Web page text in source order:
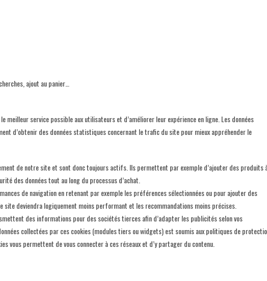
ajout au panier…
service possible aux utilisateurs et d’améliorer leur expérience en ligne. Les données
d’obtenir des données statistiques concernant le trafic du site pour mieux appréhender le
de notre site et sont donc toujours actifs. Ils permettent par exemple d’ajouter des produits
des données tout au long du processus d’achat.
de navigation en retenant par exemple les préférences sélectionnées ou pour ajouter des
deviendra logiquement moins performant et les recommandations moins précises.
des informations pour des sociétés tierces afin d’adapter les publicités selon vos
collectées par ces cookies (modules tiers ou widgets) est soumis aux politiques de
vous permettent de vous connecter à ces réseaux et d’y partager du contenu.